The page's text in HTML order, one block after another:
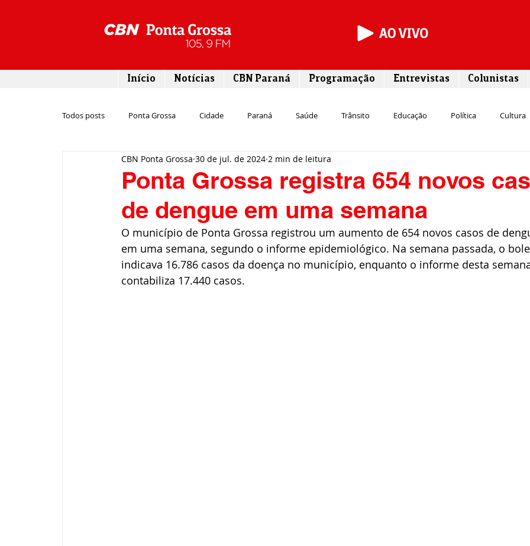
Início Notícias CBN Paraná Programação Entrevistas Colunistas
Todos posts Ponta Grossa Cidade Paraná Saúde Trânsito Educação Política Cultura
Emprego Campos Gerais Segurança Entrevista
Rodovias Agronegócio Meio ambiente Comunicação Empreendedorismo
Polícia
Ponta Grossa registra 654 novos
de dengue em uma semana
CBN Ponta Grossa 30 de jul. de 2024 2 min de leitura
O município de Ponta Grossa registrou um aumento de 654 novos casos de
em uma semana, segundo o informe epidemiológico. Na semana passada, o
indicava 16.786 casos da doença no município, enquanto o informe desta
contabiliza 17.440 casos.